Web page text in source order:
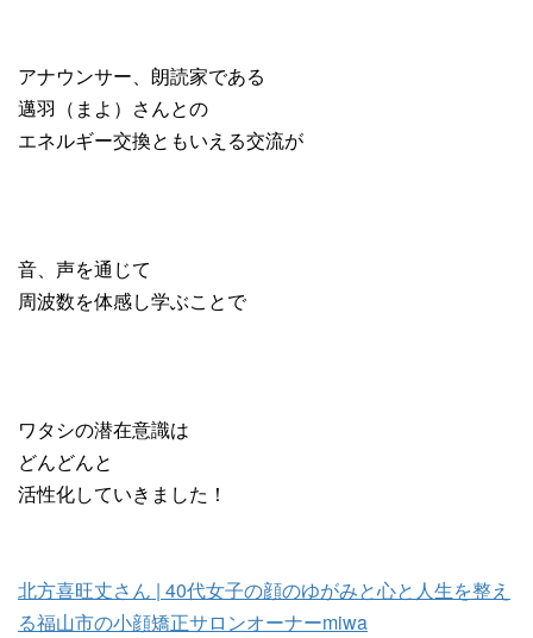
アナウンサー、朗読家である
邁羽（まよ）さんとの
エネルギー交換ともいえる交流が
音、声を通じて
周波数を体感し学ぶことで
ワタシの潜在意識は
どんどんと
活性化していきました！
北方喜旺丈さん | 40代女子の顔のゆがみと心と人生を整え
る福山市の小顔矯正サロンオーナーmiwa